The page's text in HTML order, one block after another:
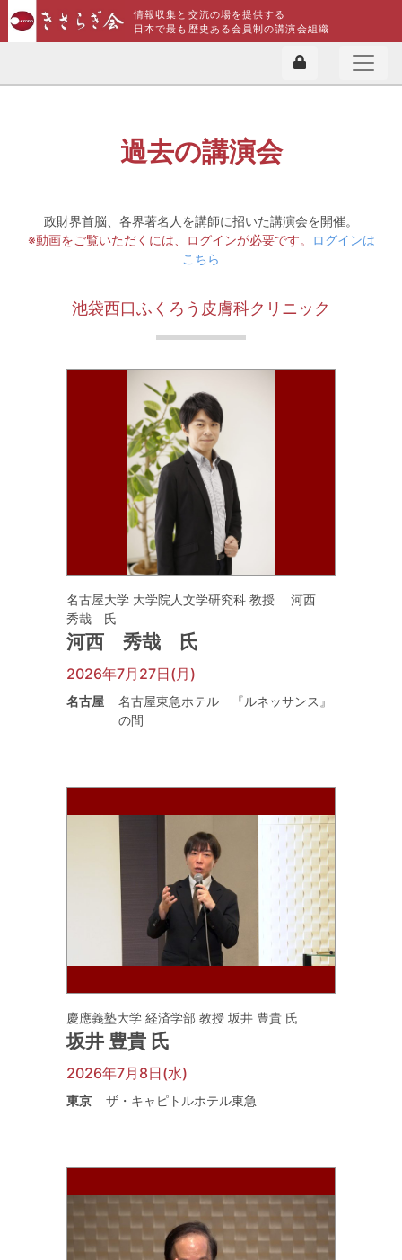
情報収集と交流の場を提供する
日本で最も歴史ある会員制の講演会組織
過去の講演会
政財界首脳、各界著名人を講師に招いた講演会を開催。
※動画をご覧いただくには、ログインが必要です。
ログインは
こちら
池袋西口ふくろう皮膚科クリニック
名古屋大学 大学院人文学研究科 教授 河西
秀哉 氏
河西 秀哉 氏
2026年7月27日(月)
名古屋
名古屋東急ホテル 『ルネッサンス』
の間
慶應義塾大学 経済学部 教授 坂井 豊貴 氏
坂井 豊貴 氏
2026年7月8日(水)
東京 ザ・キャピトルホテル東急